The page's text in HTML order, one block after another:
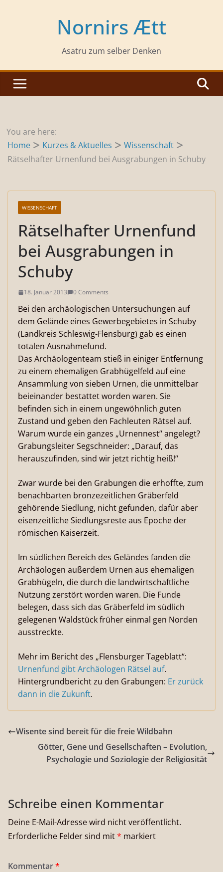
Nornirs Ætt
Asatru zum selber Denken
You are here:
Home
Kurzes & Aktuelles
Wissenschaft
Rätselhafter Urnenfund bei Ausgrabungen in Schuby
WISSENSCHAFT
Rätselhafter Urnenfund
bei Ausgrabungen in
Schuby
18. Januar 2013 0 Comments
Bei den archäologischen Untersuchungen auf
dem Gelände eines Gewerbegebietes in Schuby
(Landkreis Schleswig-Flensburg) gab es einen
totalen Ausnahmefund.
Das Archäologenteam stieß in einiger Entfernung
zu einem ehemaligen Grabhügelfeld auf eine
Ansammlung von sieben Urnen, die unmittelbar
beieinander bestattet worden waren. Sie
befinden sich in einem ungewöhnlich guten
Zustand und geben den Fachleuten Rätsel auf.
Warum wurde ein ganzes „Urnennest“ angelegt?
Grabungsleiter Segschneider: „Darauf, das
herauszufinden, sind wir jetzt richtig heiß!“
Zwar wurde bei den Grabungen die erhoffte, zum
benachbarten bronzezeitlichen Gräberfeld
gehörende Siedlung, nicht gefunden, dafür aber
eisenzeitliche Siedlungsreste aus Epoche der
römischen Kaiserzeit.
Im südlichen Bereich des Geländes fanden die
Archäologen außerdem Urnen aus ehemaligen
Grabhügeln, die durch die landwirtschaftliche
Nutzung zerstört worden waren. Die Funde
belegen, dass sich das Gräberfeld im südlich
gelegenen Waldstück früher einmal gen Norden
ausstreckte.
Mehr im Bericht des „Flensburger Tageblatt“:
Urnenfund gibt Archäologen Rätsel auf.
Hintergrundbericht zu den Grabungen: Er zurück
dann in die Zukunft.
Wisente sind bereit für die freie Wildbahn
Götter, Gene und Gesellschaften – Evolution,
Psychologie und Soziologie der Religiosität
Schreibe einen Kommentar
Deine E-Mail-Adresse wird nicht veröffentlicht.
Erforderliche Felder sind mit* markiert
Kommentar*